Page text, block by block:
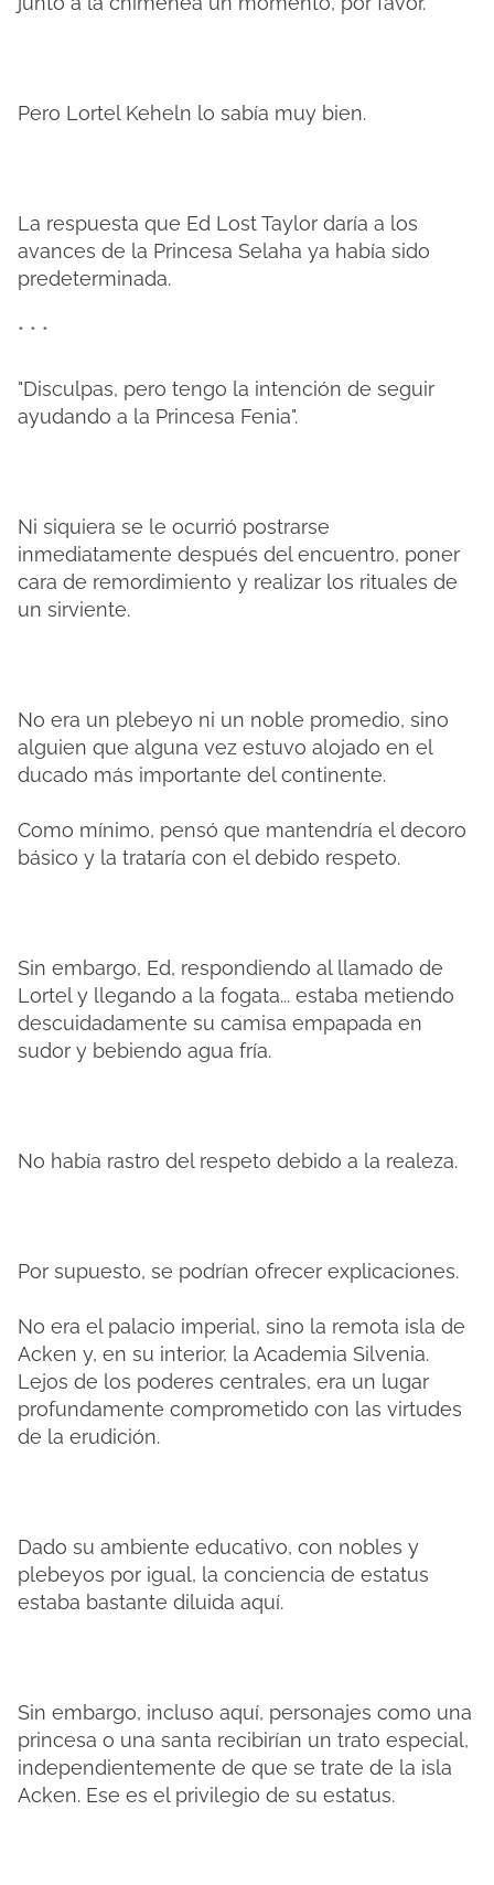
Pero Lortel Keheln lo sabía muy bien.
La respuesta que Ed Lost Taylor daría a los
avances de la Princesa Selaha ya había sido
predeterminada.
* * *
"Disculpas, pero tengo la intención de seguir
ayudando a la Princesa Fenia".
Ni siquiera se le ocurrió postrarse
inmediatamente después del encuentro, poner
cara de remordimiento y realizar los rituales de
un sirviente.
No era un plebeyo ni un noble promedio, sino
alguien que alguna vez estuvo alojado en el
ducado más importante del continente.
Como mínimo, pensó que mantendría el decoro
básico y la trataría con el debido respeto.
Sin embargo, Ed, respondiendo al llamado de
Lortel y llegando a la fogata... estaba metiendo
descuidadamente su camisa empapada en
sudor y bebiendo agua fría.
No había rastro del respeto debido a la realeza.
Por supuesto, se podrían ofrecer explicaciones.
No era el palacio imperial, sino la remota isla de
Acken y, en su interior, la Academia Silvenia.
Lejos de los poderes centrales, era un lugar
profundamente comprometido con las virtudes
de la erudición.
Dado su ambiente educativo, con nobles y
plebeyos por igual, la conciencia de estatus
estaba bastante diluida aquí.
Sin embargo, incluso aquí, personajes como una
princesa o una santa recibirían un trato especial,
independientemente de que se trate de la isla
Acken. Ese es el privilegio de su estatus.